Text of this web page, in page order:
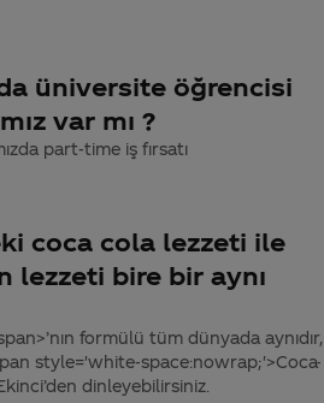
üniversite öğrencisi
var mı ?
part-time iş fırsatı
coca cola lezzeti ile
lezzeti bire bir aynı
formülü tüm dünyada aynıdır,
style='white-space:nowrap;'>Coca-
dinleyebilirsiniz.